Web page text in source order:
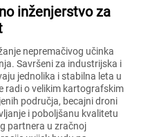
inženjerstvo za
nepremačivog učinka
Savršeni za industrijska i
jednolika i stabilna leta u
radi o velikim kartografskim
područja, becajni droni
i poboljšanu kvalitetu
partnera u zračnoj